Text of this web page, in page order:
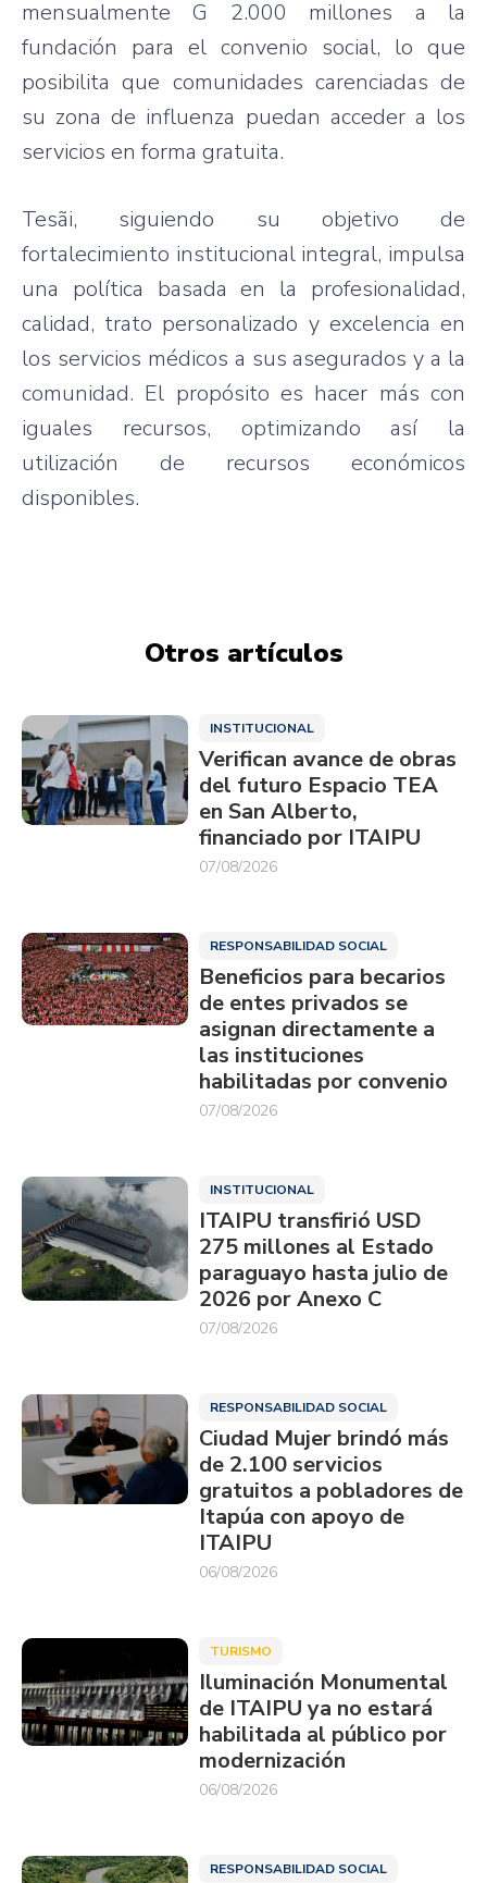
mensualmente G 2.000 millones a la
fundación para el convenio social, lo que
posibilita que comunidades carenciadas de
su zona de influenza puedan acceder a los
servicios en forma gratuita.
Tesãi, siguiendo su objetivo de
fortalecimiento institucional integral, impulsa
una política basada en la profesionalidad,
calidad, trato personalizado y excelencia en
los servicios médicos a sus asegurados y a la
comunidad. El propósito es hacer más con
iguales recursos, optimizando así la
utilización de recursos económicos
disponibles.
Otros artículos
INSTITUCIONAL
Verifican avance de obras
del futuro Espacio TEA
en San Alberto,
financiado por ITAIPU
07/08/2026
RESPONSABILIDAD SOCIAL
Beneficios para becarios
de entes privados se
asignan directamente a
las instituciones
habilitadas por convenio
07/08/2026
INSTITUCIONAL
ITAIPU transfirió USD
275 millones al Estado
paraguayo hasta julio de
2026 por Anexo C
07/08/2026
RESPONSABILIDAD SOCIAL
Ciudad Mujer brindó más
de 2.100 servicios
gratuitos a pobladores de
Itapúa con apoyo de
ITAIPU
06/08/2026
TURISMO
Iluminación Monumental
de ITAIPU ya no estará
habilitada al público por
modernización
06/08/2026
RESPONSABILIDAD SOCIAL